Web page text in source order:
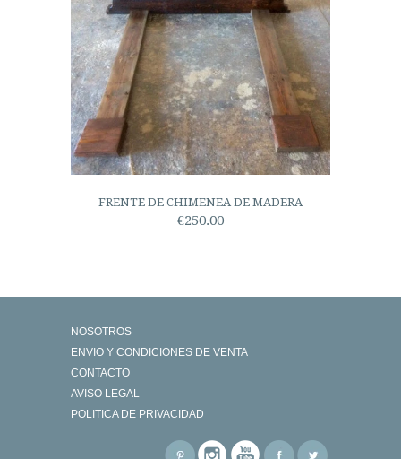
FRENTE DE CHIMENEA DE MADERA
€250.00
NOSOTROS
ENVIO Y CONDICIONES DE VENTA
CONTACTO
AVISO LEGAL
POLITICA DE PRIVACIDAD